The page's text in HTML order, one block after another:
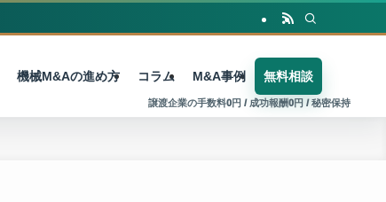
機械M&Aの進め方 コラム M&A事例 無料相談